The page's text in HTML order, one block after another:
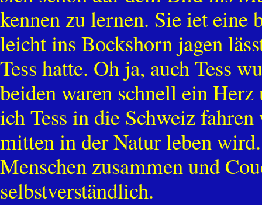
kennen zu lernen. Sie iet eine
leicht ins Bockshorn jagen
Tess hatte. Oh ja, auch Tess
beiden waren schnell ein
ich Tess in die Schweiz
mitten in der Natur leben
Menschen zusammen und
selbstverständlich.